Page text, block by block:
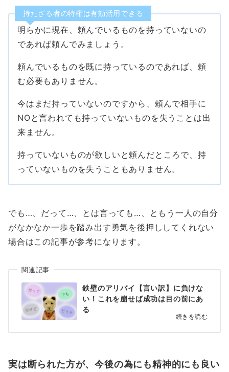
持たざる者の特権は有効活用できる
明らかに現在、頼んでいるものを持っていないの
であれば頼んでみましょう。
頼んでいるものを既に持っているのであれば、頼
む必要もありません。
今はまだ持っていないのですから、頼んで相手に
NOと言われても持っていないものを失うことは出
来ません。
持っていないものが欲しいと頼んだところで、持
っていないものを失うこともありません。
でも…、だって…、とは言っても…、ともう一人の自分
がなかなか一歩を踏み出す勇気を後押ししてくれない
場合はこの記事が参考になります。
関連記事
鉄壁のアリバイ【言い訳】に負けな
い！これを崩せば成功は目の前にあ
る
続きを読む
実は断られた方が、今後の為にも精神的にも良い